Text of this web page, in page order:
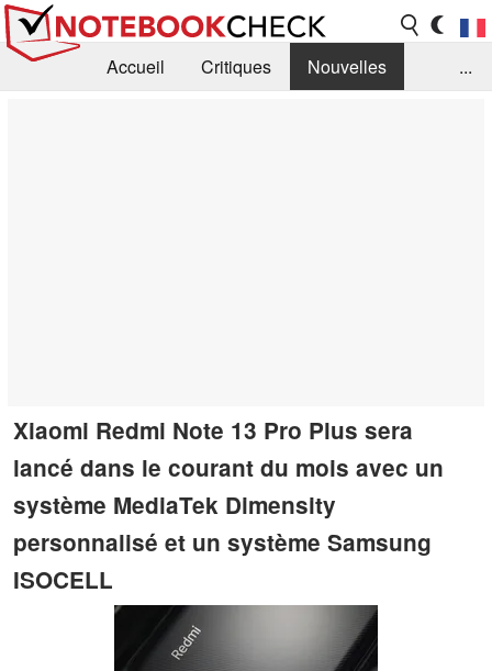
Accueil Critiques
Nouvelles
...
Xiaomi Redmi Note 13 Pro Plus sera
lancé dans le courant du mois avec un
système MediaTek Dimensity
personnalisé et un système Samsung
ISOCELL